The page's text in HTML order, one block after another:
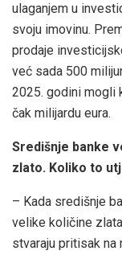
ulaganjem u
svoju imovinu.
prodaje
već sada 500
2025. godini mogli
čak milijardu eura.
Središnje banke
zlato. Koliko to
– Kada središnje
velike količine
stvaraju pritisak na